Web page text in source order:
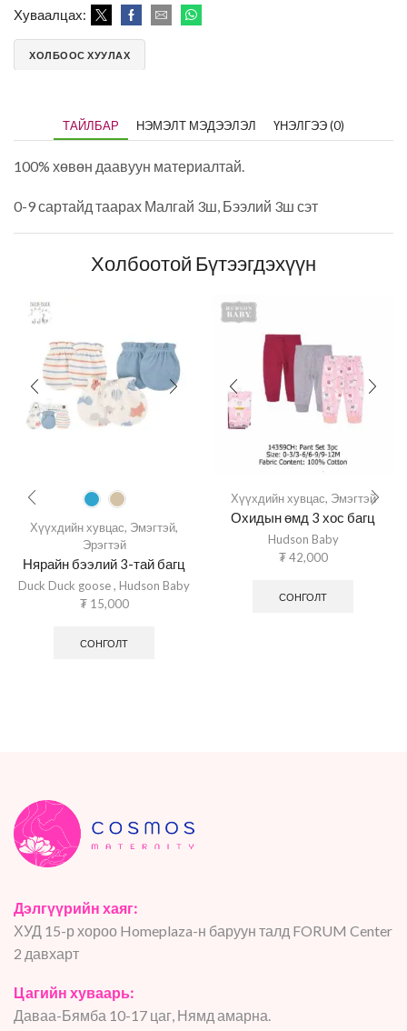
Хуваалцах:
ХОЛБООС ХУУЛАХ
ТАЙЛБАР НЭМЭЛТ МЭДЭЭЛЭЛ ҮНЭЛГЭЭ (0)
100% хөвөн даавуун материалтай.
0-9 сартайд таарах Малгай 3ш, Бээлий 3ш сэт
Холбоотой Бүтээгдэхүүн
Хүүхдийн хувцас, Эмэгтэй,
Эрэгтэй
Нярайн бээлий 3-тай багц
Duck Duck goose, Hudson Baby
₮15,000
СОНГОЛТ
Хүүхдийн хувцас, Эмэгтэй
Охидын өмд 3 хос багц
Hudson Baby
₮42,000
СОНГОЛТ
Дэлгүүрийн хаяг:
ХУД 15-р хороо Homeplaza-н баруун талд FORUM Center
2 давхарт
Цагийн хуваарь:
Даваа-Бямба 10-17 цаг, Нямд амарна.